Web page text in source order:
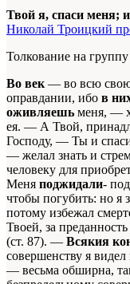
Твой я, спаси меня;
Николай Троицкий
Толкование на группу
Во век — во всю свою
оправдании, ибо в
оживляешь меня, —
ея. — А Твой,
Господу, — Ты и
— желал знать и
человеку для
Меня поджидали-
чтобы погубить: но я
потому избежал
Твоей, за
(ст. 87). — Всякия
совершенству я
— весьма обширна,